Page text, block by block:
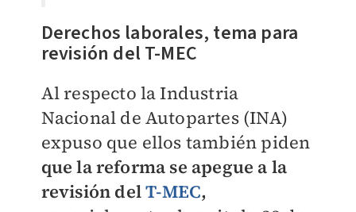
Derechos laborales, tema para
revisión del T-MEC
Al respecto la Industria
Nacional de Autopartes (INA)
expuso que ellos también piden
que la reforma se apegue a la
revisión delT-MEC,